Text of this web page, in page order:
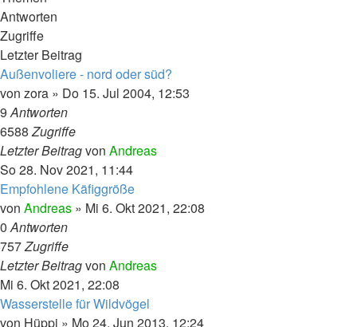
Antworten
Zugriffe
Letzter Beitrag
Außenvoliere - nord oder süd?
von zora » Do 15. Jul 2004, 12:53
9Antworten
6588Zugriffe
Letzter Beitragvon Andreas
So 28. Nov 2021, 11:44
Empfohlene Käfiggröße
von Andreas » Mi 6. Okt 2021, 22:08
0Antworten
757Zugriffe
Letzter Beitragvon Andreas
Mi 6. Okt 2021, 22:08
Wasserstelle für Wildvögel
von Hüppi » Mo 24. Jun 2013, 12:24